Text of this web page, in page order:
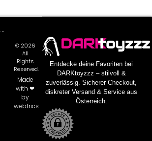
DARKtoyzzz
Entdecke deine Favoriten bei
DARKtoyzzz – stilvoll &
zuverlässig. Sicherer Checkout,
diskreter Versand & Service aus
Österreich.
© 2026
All
Rights
Reserved.
Made
with ❤
by
webtrics